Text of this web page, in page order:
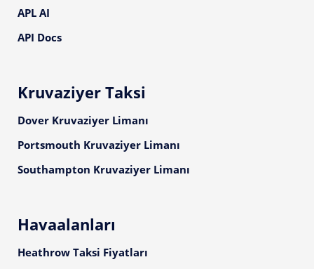
APL AI
API Docs
Kruvaziyer Taksi
Dover Kruvaziyer Limanı
Portsmouth Kruvaziyer Limanı
Southampton Kruvaziyer Limanı
Havaalanları
Heathrow Taksi Fiyatları